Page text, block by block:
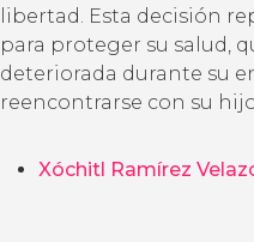
libertad. Esta decisión
para proteger su salud,
deteriorada durante su
reencontrarse con su
Xóchitl Ramírez